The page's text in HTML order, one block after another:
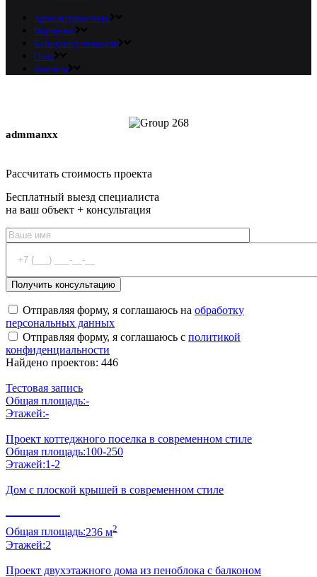
Архитектурное бюро
Портфолио
Калькулятор стоимости
О нас
Контакты
admmanxx
Рассчитать стоимость проекта
Бесплатный выезд специалиста
на ваш объект + консультация
Отправляя форму, я соглашаюсь на обработку
персональных данных
Отправляя форму, я соглашаюсь с политикой
конфиденциальности
Найдено проектов: 446
Тестовая запись
Общая площадь:-
Этажей:-
Проект коттеджного поселка в современном стиле
Общая площадь:100-250
Этажей:1-2
Дом с плоской крышей в современном стиле
Общая площадь:236 м2
Этажей:2
Проект двухэтажного дома из пеноблока с балконом